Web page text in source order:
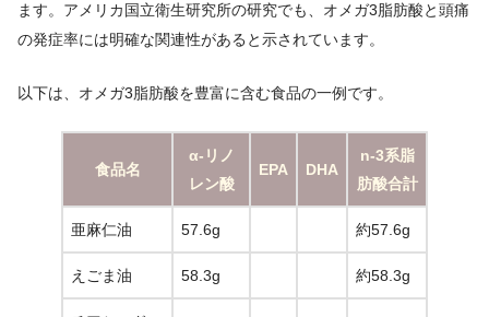
ます。アメリカ国立衛生研究所の研究でも、オメガ3脂肪酸と頭痛
の発症率には明確な関連性があると示されています。
以下は、オメガ3脂肪酸を豊富に含む食品の一例です。
食品名
α-リノ
レン酸
EPA DHA
n-3系脂
肪酸合計
亜麻仁油 57.6g 約57.6g
えごま油 58.3g 約58.3g